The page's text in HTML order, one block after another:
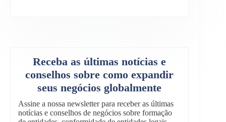
Receba as últimas notícias e
conselhos sobre como expandir
seus negócios globalmente
Assine a nossa newsletter para receber as últimas
notícias e conselhos de negócios sobre formação